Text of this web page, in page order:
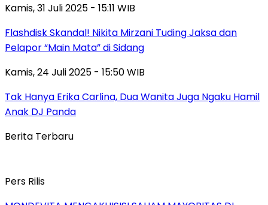
Kamis, 31 Juli 2025 - 15:11 WIB
Flashdisk Skandal! Nikita Mirzani Tuding Jaksa dan
Pelapor “Main Mata” di Sidang
Kamis, 24 Juli 2025 - 15:50 WIB
Tak Hanya Erika Carlina, Dua Wanita Juga Ngaku Hamil
Anak DJ Panda
Berita Terbaru
Pers Rilis